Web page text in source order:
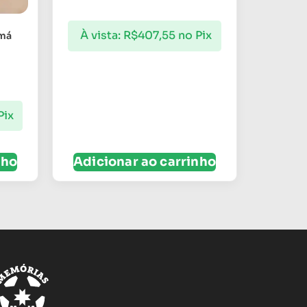
À vista: R$407,55 no Pix
Adicionar ao carrinho